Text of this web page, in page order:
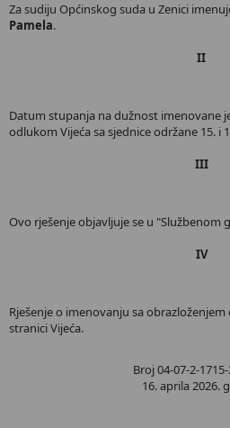
Za sudiju Općinskog suda u Zenici
Pamela.
II
Datum stupanja na dužnost imenovane
odlukom Vijeća sa sjednice održane 15. i
III
Ovo rješenje objavljuje se u "Službenom
IV
Rješenje o imenovanju sa
stranici Vijeća.
Broj 04-07-2-
16. aprila 2026.